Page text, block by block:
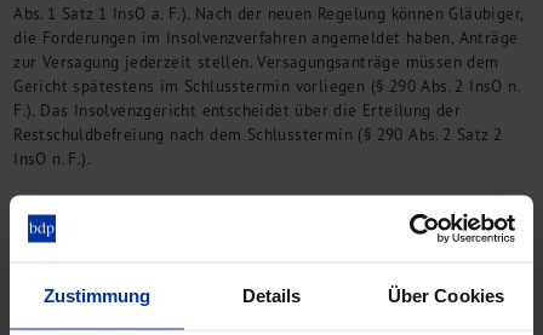
Zustimmung Details Über Cookies
Abs. 1 Satz 1 InsO a. F.). Nach der neuen Regelung können Gläubiger,
die Forderungen im Insolvenzverfahren angemeldet haben, Anträge
zur Versagung jederzeit stellen. Versagungsanträge müssen dem
Gericht spätestens im Schlusstermin vorliegen (§ 290 Abs. 2 InsO n.
F.). Das Insolvenzgericht entscheidet über die Erteilung der
Restschuldbefreiung nach dem Schlusstermin (§ 290 Abs. 2 Satz 2
InsO n. F.).
Freiheitsstrafe von mehr als drei Monaten innerhalb der letzten
fünf Jahre vor dem Antrag auf Verfahrenseröffnung,